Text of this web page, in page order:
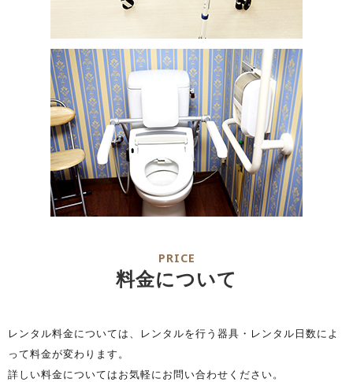
PRICE
料金について
レンタル料金については、レンタルを行う器具・レンタル日数によ
って料金が変わります。
詳しい料金についてはお気軽にお問い合わせください。